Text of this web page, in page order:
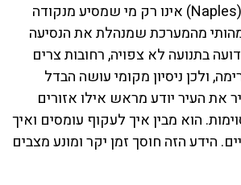
נהג מקומי בנאפולי (Naples) אינו רק מי שמסיע מנקודה
מהמערכת שמנהלת את הנסיעה
בתנועה לא צפויה, רחובות צרים
ולכן ניסיון מקומי עושה הבדל
את העיר יודע מראש אילו אזורים
הוא מבין איך לעקוף עומסים ואיך
הידע הזה חוסך זמן יקר ומונע מצבים